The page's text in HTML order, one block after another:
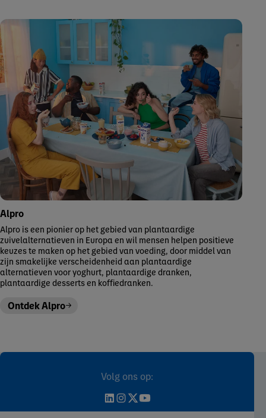
Alpro
Alpro is een pionier op het gebied van plantaardige
zuivelalternatieven in Europa en wil mensen helpen positieve
keuzes te maken op het gebied van voeding, door middel van
zijn smakelijke verscheidenheid aan plantaardige
alternatieven voor yoghurt, plantaardige dranken,
plantaardige desserts en koffiedranken.
Ontdek Alpro
Volg ons op: